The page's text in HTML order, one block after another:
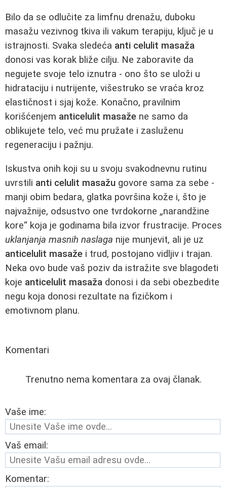
Bilo da se odlučite za limfnu drenažu, duboku
masažu vezivnog tkiva ili vakum terapiju, ključ je u
istrajnosti. Svaka sledeća anti celulit masaža
donosi vas korak bliže cilju. Ne zaboravite da
negujete svoje telo iznutra - ono što se uloži u
hidrataciju i nutrijente, višestruko se vraća kroz
elastičnost i sjaj kože. Konačno, pravilnim
korišćenjem anticelulit masaže ne samo da
oblikujete telo, već mu pružate i zasluženu
regeneraciju i pažnju.
Iskustva onih koji su u svoju svakodnevnu rutinu
uvrstili anti celulit masažu govore sama za sebe -
manji obim bedara, glatka površina kože i, što je
najvažnije, odsustvo one tvrdokorne „narandžine
kore“ koja je godinama bila izvor frustracije. Proces
uklanjanja masnih naslaga nije munjevit, ali je uz
anticelulit masaže i trud, postojano vidljiv i trajan.
Neka ovo bude vaš poziv da istražite sve blagodeti
koje anticelulit masaža donosi i da sebi obezbedite
negu koja donosi rezultate na fizičkom i
emotivnom planu.
Komentari
Trenutno nema komentara za ovaj članak.
Vaše ime:
Vaš email:
Komentar: